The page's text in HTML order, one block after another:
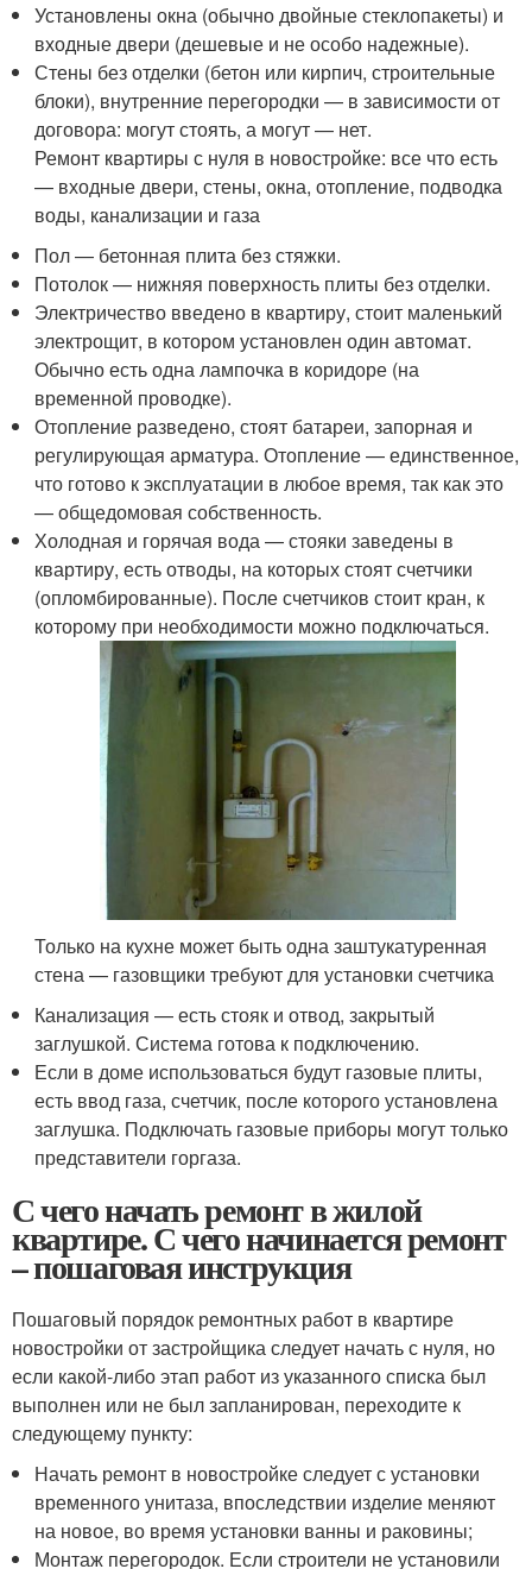
Установлены окна (обычно двойные стеклопакеты) и
входные двери (дешевые и не особо надежные).
Стены без отделки (бетон или кирпич, строительные
блоки), внутренние перегородки — в зависимости от
договора: могут стоять, а могут — нет.
Ремонт квартиры с нуля в новостройке: все что есть
— входные двери, стены, окна, отопление, подводка
воды, канализации и газа
Пол — бетонная плита без стяжки.
Потолок — нижняя поверхность плиты без отделки.
Электричество введено в квартиру, стоит маленький
электрощит, в котором установлен один автомат.
Обычно есть одна лампочка в коридоре (на
временной проводке).
Отопление разведено, стоят батареи, запорная и
регулирующая арматура. Отопление — единственное,
что готово к эксплуатации в любое время, так как это
— общедомовая собственность.
Холодная и горячая вода — стояки заведены в
квартиру, есть отводы, на которых стоят счетчики
(опломбированные). После счетчиков стоит кран, к
которому при необходимости можно подключаться.
Только на кухне может быть одна заштукатуренная
стена — газовщики требуют для установки счетчика
Канализация — есть стояк и отвод, закрытый
заглушкой. Система готова к подключению.
Если в доме использоваться будут газовые плиты,
есть ввод газа, счетчик, после которого установлена
заглушка. Подключать газовые приборы могут только
представители горгаза.
С чего начать ремонт в жилой
квартире. С чего начинается ремонт
– пошаговая инструкция
Пошаговый порядок ремонтных работ в квартире
новостройки от застройщика следует начать с нуля, но
если какой-либо этап работ из указанного списка был
выполнен или не был запланирован, переходите к
следующему пункту:
Начать ремонт в новостройке следует с установки
временного унитаза, впоследствии изделие меняют
на новое, во время установки ванны и раковины;
Монтаж перегородок. Если строители не установили